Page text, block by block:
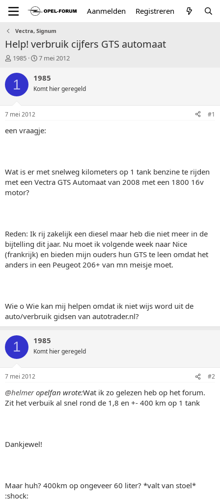
Aanmelden Registreren
Vectra, Signum
Help! verbruik cijfers GTS automaat
T
p
a
r
1985
S
a
t
u
m
7 mei 2012
1 1985
Komt hier geregeld
7 mei 2012 #1
een vraagje:
Wat is er met snelweg kilometers op 1 tank benzine te rijden
met een Vectra GTS Automaat van 2008 met een 1800 16v
motor?
Reden: Ik rij zakelijk een diesel maar heb die niet meer in de
bijtelling dit jaar. Nu moet ik volgende week naar Nice
(frankrijk) en bieden mijn ouders hun GTS te leen omdat het
anders in een Peugeot 206+ van mn meisje moet.
Wie o Wie kan mij helpen omdat ik niet wijs word uit de
auto/verbruik gidsen van autotrader.nl?
1 1985
Komt hier geregeld
7 mei 2012 #2
@helmeropelfan wrote:Wat ik zo gelezen heb op het forum.
Zit het verbuik al snel rond de 1,8 en +- 400 km op 1 tank
Dankjewel!
Maar huh? 400km op ongeveer 60 liter? *valt van stoel*
:shock: